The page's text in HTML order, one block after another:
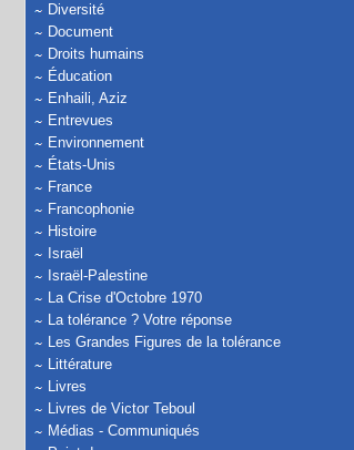
Diversité
Document
Droits humains
Éducation
Enhaili, Aziz
Entrevues
Environnement
États-Unis
France
Francophonie
Histoire
Israël
Israël-Palestine
La Crise d'Octobre 1970
La tolérance ? Votre réponse
Les Grandes Figures de la tolérance
Littérature
Livres
Livres de Victor Teboul
Médias - Communiqués